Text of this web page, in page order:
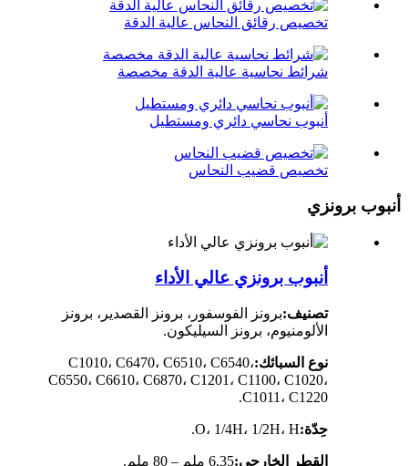
تخصيص رقائق النحاس عالية الدقة
شرائط نحاسية عالية الدقة مخصصة
أنبوب نحاسي دائري ومستطيل
تخصيص قضيب النحاس
أنبوب برونزي
أنبوب برونزي عالي الأداء
تصنيف:برونز الفوسفور، برونز القصدير، برونز
الألومنيوم، برونز السيليكون.
نوع السبائك:C1010، C6470، C6510، C6540،
C6550، C6610، C6870، C1201، C1100، C1020،
C1011، C1220.
حِدّة:O، 1/4H، 1/2H، H.
القطر الخارجي:6.35 ملم – 80 ملم.